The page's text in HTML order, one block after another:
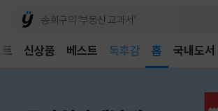
신상품 베스트
독후감
홈 국내도서